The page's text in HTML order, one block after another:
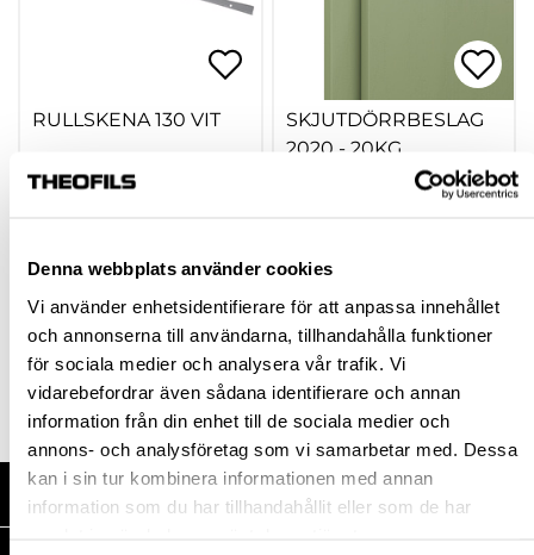
Denna webbplats använder cookies
Vi använder enhetsidentifierare för att anpassa innehållet
och annonserna till användarna, tillhandahålla funktioner
för sociala medier och analysera vår trafik. Vi
vidarebefordrar även sådana identifierare och annan
information från din enhet till de sociala medier och
annons- och analysföretag som vi samarbetar med. Dessa
kan i sin tur kombinera informationen med annan
information som du har tillhandahållit eller som de har
RULLSKENA 130 VIT
Finns fler varianter
Köp
SKJUTDÖRRBESLAG
2020 - 20KG
Finns fler varianter
Köp